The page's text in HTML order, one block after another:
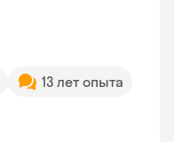
13 лет опыта